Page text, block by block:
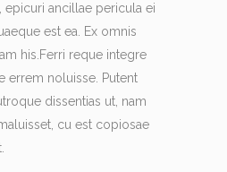
epicuri ancillae pericula ei
est ea. Ex omnis
his.Ferri reque integre
errem noluisse. Putent
dissentias ut, nam
cu est copiosae